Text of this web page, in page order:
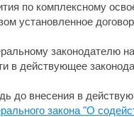
по комплексному
установленное
законодателю
в действующее
до внесения в
закона "О